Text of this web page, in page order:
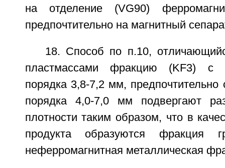
на отделение (VG90)
предпочтительно на магнитный
18. Способ по п.10,
пластмассами фракцию (KF3) с
порядка 3,8-7,2 мм, предпочтительно
порядка 4,0-7,0 мм подвергают
плотности таким образом, что в
продукта образуются фракция
неферромагнитная металлическая